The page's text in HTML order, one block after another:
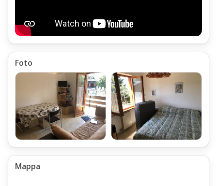
con funzione di secondo ingresso indipendente
Disimpegno zona notte
Bagno con finestra attrezzato con doccia
Camera Matrimoniale
Il Bilocale Abetone Via Uccelliera Mq 50 Con Garage,
può ospitare comodamente fino a 5 posti letto.
Impianto di Riscaldamento del Bilocale
Il Bilocale Abetone Via Uccelliera Mq 50 Con Garage,
è corredato di Impianto di Riscaldamento Centralizzato a
Gasolio;
La regolazione della Temperatura interna avviene tramite
Foto
Mappa